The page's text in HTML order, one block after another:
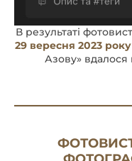
В результаті
29 вересня 2023 року
Азову» вдалося